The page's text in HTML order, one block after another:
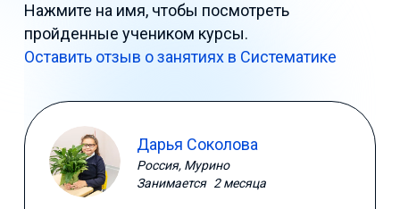
Нажмите на имя, чтобы посмотреть
пройденные учеником курсы.
Оставить отзыв о занятиях в Систематике
Дарья Соколова
Россия, Мурино
Занимается 2 месяца